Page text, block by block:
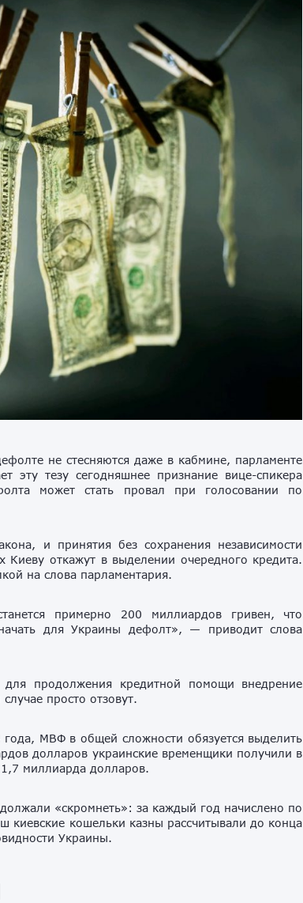
не стесняются даже в кабмине, парламенте
эту тезу сегодняшнее признание вице-спикера
может стать провал при голосовании по
и принятия без сохранения независимости
Киеву откажут в выделении очередного кредита.
на слова парламентария.
примерно 200 миллиардов гривен, что
для Украины дефолт», — приводит слова
продолжения кредитной помощи внедрение
просто отзовут.
МВФ в общей сложности обязуется выделить
долларов украинские временщики получили в
миллиарда долларов.
«скромнеть»: за каждый год начислено по
киевские кошельки казны рассчитывали до конца
Украины.